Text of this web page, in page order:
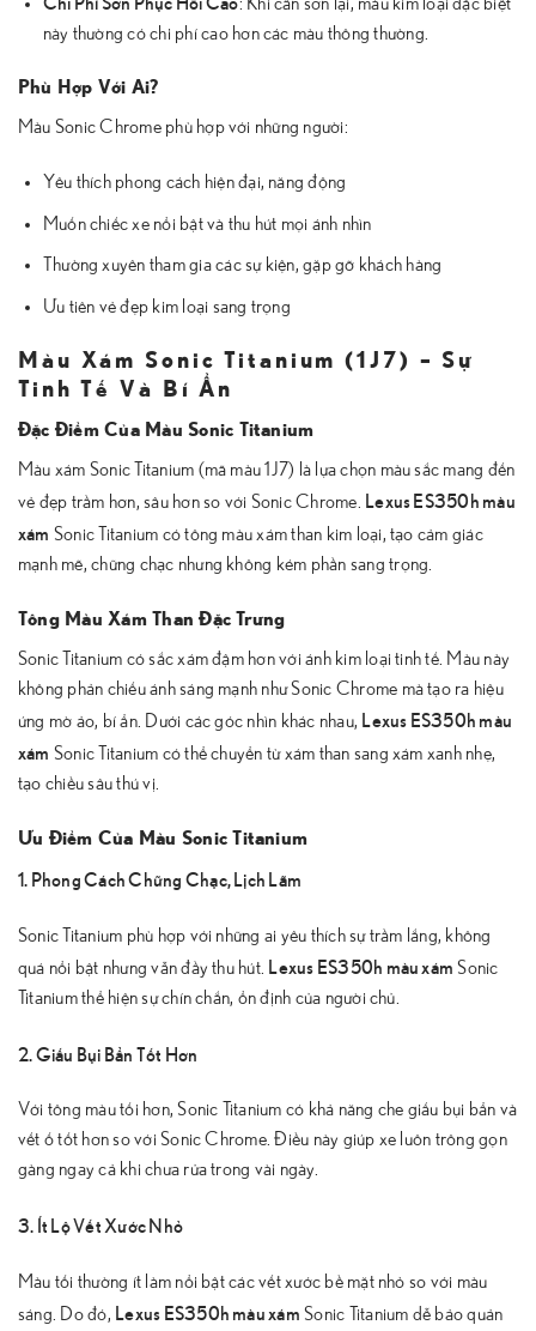
này thường có chi phí cao hơn các màu thông thường.
Phù Hợp Với Ai?
Màu Sonic Chrome phù hợp với những người:
Yêu thích phong cách hiện đại, năng động
Muốn chiếc xe nổi bật và thu hút mọi ánh nhìn
Thường xuyên tham gia các sự kiện, gặp gỡ khách hàng
Ưu tiên vẻ đẹp kim loại sang trọng
Màu Xám Sonic Titanium (1J7) – Sự
Tinh Tế Và Bí Ẩn
Đặc Điểm Của Màu Sonic Titanium
Màu xám Sonic Titanium (mã màu 1J7) là lựa chọn màu sắc mang đến
vẻ đẹp trầm hơn, sâu hơn so với Sonic Chrome. Lexus ES350h màu
xám Sonic Titanium có tông màu xám than kim loại, tạo cảm giác
mạnh mẽ, chững chạc nhưng không kém phần sang trọng.
Tông Màu Xám Than Đặc Trưng
Sonic Titanium có sắc xám đậm hơn với ánh kim loại tinh tế. Màu này
không phản chiếu ánh sáng mạnh như Sonic Chrome mà tạo ra hiệu
ứng mờ ảo, bí ẩn. Dưới các góc nhìn khác nhau, Lexus ES350h màu
xám Sonic Titanium có thể chuyển từ xám than sang xám xanh nhẹ,
tạo chiều sâu thú vị.
Ưu Điểm Của Màu Sonic Titanium
1. Phong Cách Chững Chạc, Lịch Lãm
Sonic Titanium phù hợp với những ai yêu thích sự trầm lắng, không
quá nổi bật nhưng vẫn đầy thu hút. Lexus ES350h màu xám Sonic
Titanium thể hiện sự chín chắn, ổn định của người chủ.
2. Giấu Bụi Bẩn Tốt Hơn
Với tông màu tối hơn, Sonic Titanium có khả năng che giấu bụi bẩn và
vết ố tốt hơn so với Sonic Chrome. Điều này giúp xe luôn trông gọn
gàng ngay cả khi chưa rửa trong vài ngày.
3. Ít Lộ Vết Xước Nhỏ
Màu tối thường ít làm nổi bật các vết xước bề mặt nhỏ so với màu
sáng. Do đó, Lexus ES350h màu xám Sonic Titanium dễ bảo quản